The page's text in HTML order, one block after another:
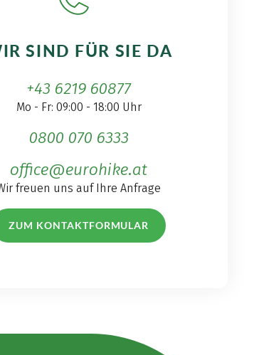
SIND FÜR SIE DA
+43 6219 60877
Mo - Fr: 09:00 - 18:00 Uhr
0800 070 6333
office@eurohike.at
freuen uns auf Ihre Anfrage
ZUM KONTAKTFORMULAR